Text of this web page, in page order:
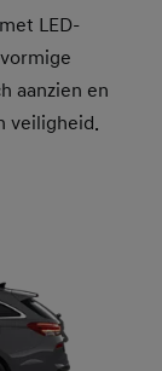
LED-
aanzien en
veiligheid.